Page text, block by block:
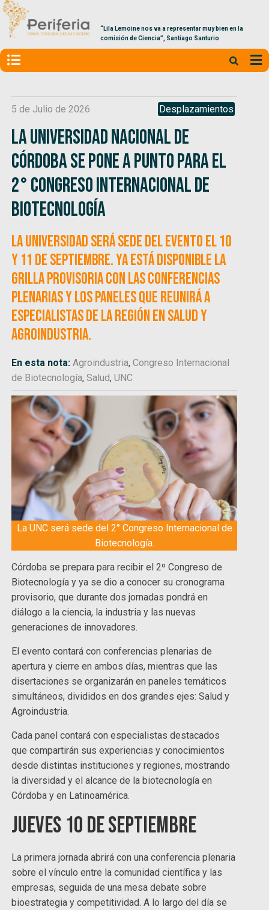
“Lila Lemoine nos va a representar muy bien en la
comisión de Ciencia”, Santiago Santurio
5 de Julio de 2026 Desplazamientos
La Universidad Nacional de
Córdoba se pone a punto para el
2° Congreso Internacional de
Biotecnología
La universidad será sede del evento el 10
y 11 de septiembre. Ya está disponible la
grilla provisoria con las conferencias
plenarias y los paneles que reunirá a
especialistas de la región en salud y
agroindustria.
En esta nota:Agroindustria,Congreso Internacional
de Biotecnología,Salud,UNC
La UNC será sede del 2° Congreso Internacional de
Biotecnología.
Córdoba se prepara para recibir el 2º Congreso de
Biotecnología y ya se dio a conocer su cronograma
provisorio, que durante dos jornadas pondrá en
diálogo a la ciencia, la industria y las nuevas
generaciones de innovadores.
El evento contará con conferencias plenarias de
apertura y cierre en ambos días, mientras que las
disertaciones se organizarán en paneles temáticos
simultáneos, divididos en dos grandes ejes: Salud y
Agroindustria.
Cada panel contará con especialistas destacados
que compartirán sus experiencias y conocimientos
desde distintas instituciones y regiones, mostrando
la diversidad y el alcance de la biotecnología en
Córdoba y en Latinoamérica.
Jueves 10 de septiembre
La primera jornada abrirá con una conferencia plenaria
sobre el vínculo entre la comunidad científica y las
empresas, seguida de una mesa debate sobre
bioestrategia y competitividad. A lo largo del día se